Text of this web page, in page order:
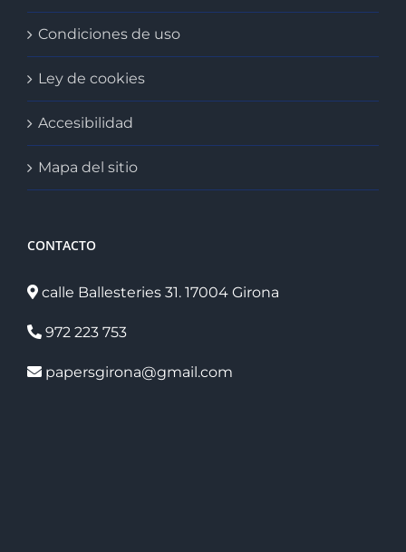
Condiciones de uso
Ley de cookies
Accesibilidad
Mapa del sitio
CONTACTO
calle Ballesteries 31. 17004 Girona
972 223 753
papersgirona@gmail.com